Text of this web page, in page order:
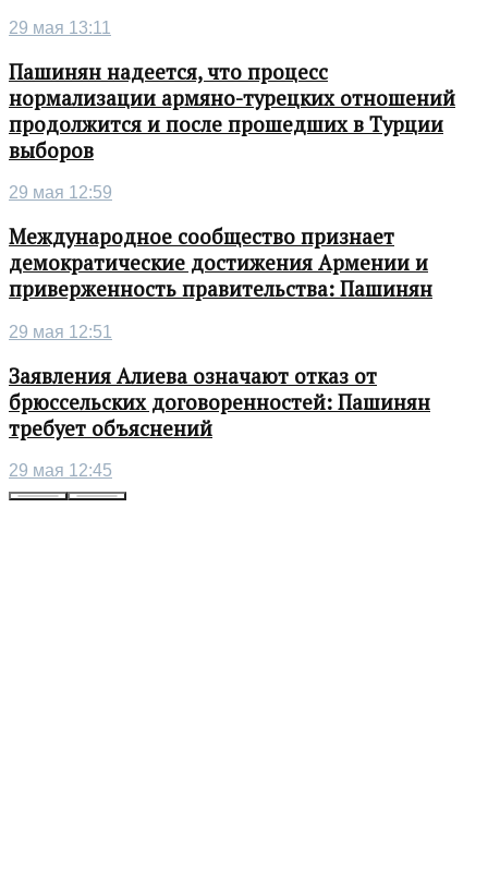
29 мая 13:11
Пашинян надеется, что процесс
нормализации армяно-турецких отношений
продолжится и после прошедших в Турции
выборов
29 мая 12:59
Международное сообщество признает
демократические достижения Армении и
приверженность правительства: Пашинян
29 мая 12:51
Заявления Алиева означают отказ от
брюссельских договоренностей: Пашинян
требует объяснений
29 мая 12:45